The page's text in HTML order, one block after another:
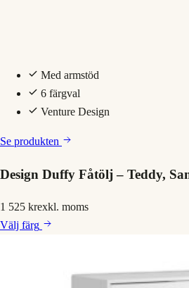
Med armstöd
6 färgval
Venture Design
Se produkten
Design Duffy Fåtölj – Teddy,
1 525 krexkl. moms
Välj färg